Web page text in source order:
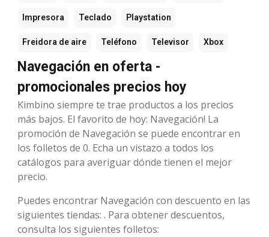
Impresora Teclado Playstation
Freidora de aire Teléfono Televisor Xbox
Navegación en oferta -
promocionales precios hoy
Kimbino siempre te trae productos a los precios
más bajos. El favorito de hoy: Navegación! La
promoción de Navegación se puede encontrar en
los folletos de 0. Echa un vistazo a todos los
catálogos para averiguar dónde tienen el mejor
precio.
Puedes encontrar Navegación con descuento en las
siguientes tiendas: . Para obtener descuentos,
consulta los siguientes folletos: